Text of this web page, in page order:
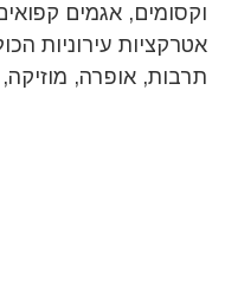
וקסומים, אגמים
אטרקציות עירוניות
תרבות, אופרה,